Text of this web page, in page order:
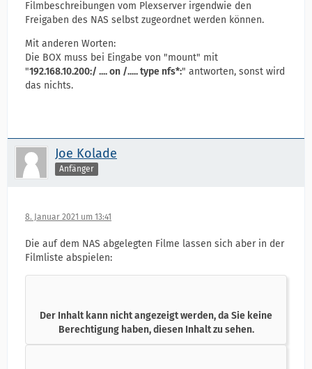
Filmbeschreibungen vom Plexserver irgendwie den
Freigaben des NAS selbst zugeordnet werden können.
Mit anderen Worten:
Die BOX muss bei Eingabe von "mount" mit
"192.168.10.200:/ .... on /..... type nfs*:" antworten, sonst wird
das nichts.
Joe Kolade
Anfänger
8. Januar 2021 um 13:41
Die auf dem NAS abgelegten Filme lassen sich aber in der
Filmliste abspielen:
Der Inhalt kann nicht angezeigt werden, da Sie keine
Berechtigung haben, diesen Inhalt zu sehen.